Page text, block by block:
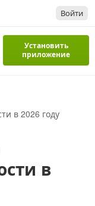
Войти
Установить
приложение
в 2026 году
в